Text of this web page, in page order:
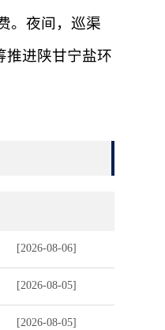
。夜间，巡渠
推进陕甘宁盐环
[2026-08-06]
[2026-08-05]
[2026-08-05]